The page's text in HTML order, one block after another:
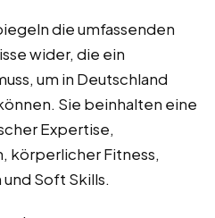
die umfassenden
wider, die ein
um in Deutschland
Sie beinhalten eine
Expertise,
körperlicher Fitness,
Soft Skills.